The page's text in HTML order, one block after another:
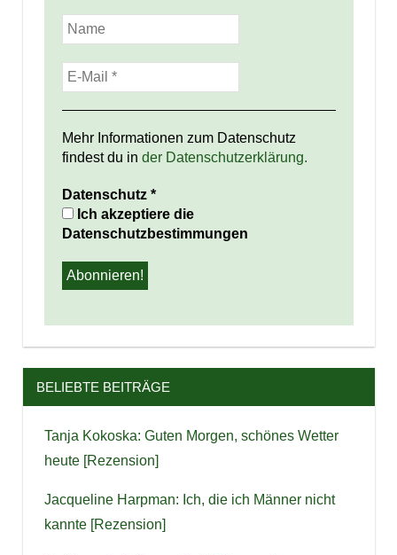
Mehr Informationen zum Datenschutz
findest du in der Datenschutzerklärung.
Datenschutz *
Ich akzeptiere die
Datenschutzbestimmungen
BELIEBTE BEITRÄGE
Tanja Kokoska: Guten Morgen, schönes Wetter
heute [Rezension]
Jacqueline Harpman: Ich, die ich Männer nicht
kannte [Rezension]